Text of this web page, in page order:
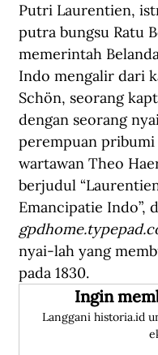
Putri Laurentien,
putra bungsu Ratu
memerintah
Indo mengalir dari
Schön, seorang
dengan seorang
perempuan
wartawan Theo
berjudul
Emancipatie Indo”,
nyai-lah yang
pada 1830.
Ingin
Langgani historia.id